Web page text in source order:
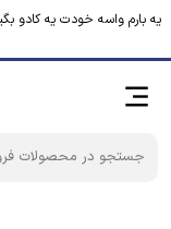
یه بارم واسه خودت یه کادو